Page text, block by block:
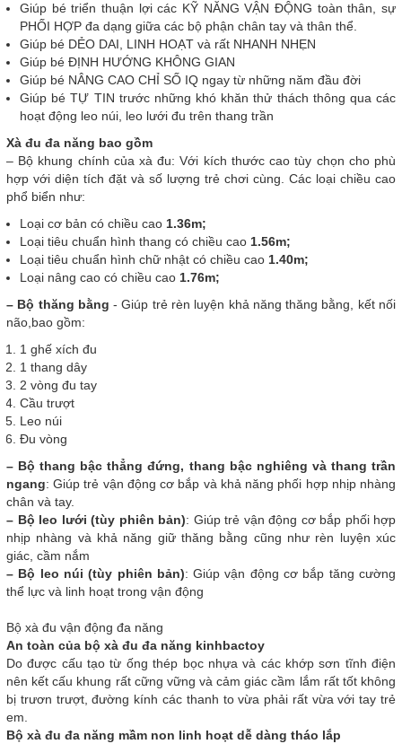
Giúp bé triển thuận lợi các KỸ NĂNG VẬN ĐỘNG toàn thân, sự
PHỐI HỢP đa dạng giữa các bộ phận chân tay và thân thể.
Giúp bé DẺO DAI, LINH HOẠT và rất NHANH NHẸN
Giúp bé ĐỊNH HƯỚNG KHÔNG GIAN
Giúp bé NÂNG CAO CHỈ SỐ IQ ngay từ những năm đầu đời
Giúp bé TỰ TIN trước những khó khăn thử thách thông qua các
hoạt động leo núi, leo lưới đu trên thang trần
Xà đu đa năng bao gồm
– Bộ khung chính của xà đu: Với kích thước cao tùy chọn cho phù
hợp với diện tích đặt và số lượng trẻ chơi cùng. Các loại chiều cao
phổ biển như:
Loại cơ bản có chiều cao 1.36m;
Loại tiêu chuẩn hình thang có chiều cao 1.56m;
Loại tiêu chuẩn hình chữ nhật có chiều cao 1.40m;
Loại nâng cao có chiều cao 1.76m;
– Bộ thăng bằng - Giúp trẻ rèn luyện khả năng thăng bằng, kết nối
não,bao gồm:
1 ghế xích đu
1 thang dây
2 vòng đu tay
Cầu trượt
Leo núi
Đu vòng
– Bộ thang bậc thẳng đứng, thang bậc nghiêng và thang trần
ngang: Giúp trẻ vận động cơ bắp và khả năng phối hợp nhịp nhàng
chân và tay.
– Bộ leo lưới (tùy phiên bản): Giúp trẻ vận động cơ bắp phối hợp
nhịp nhàng và khả năng giữ thăng bằng cũng như rèn luyện xúc
giác, cầm nắm
– Bộ leo núi (tùy phiên bản): Giúp vận động cơ bắp tăng cường
thể lực và linh hoạt trong vận động
Bộ xà đu vận động đa năng
An toàn của bộ xà đu đa năng kinhbactoy
Do được cấu tạo từ ống thép bọc nhựa và các khớp sơn tĩnh điện
nên kết cấu khung rất cững vững và cảm giác cầm lắm rất tốt không
bị trươn trượt, đường kính các thanh to vừa phải rất vừa với tay trẻ
em.
Bộ xà đu đa năng mầm non linh hoạt dễ dàng tháo lắp